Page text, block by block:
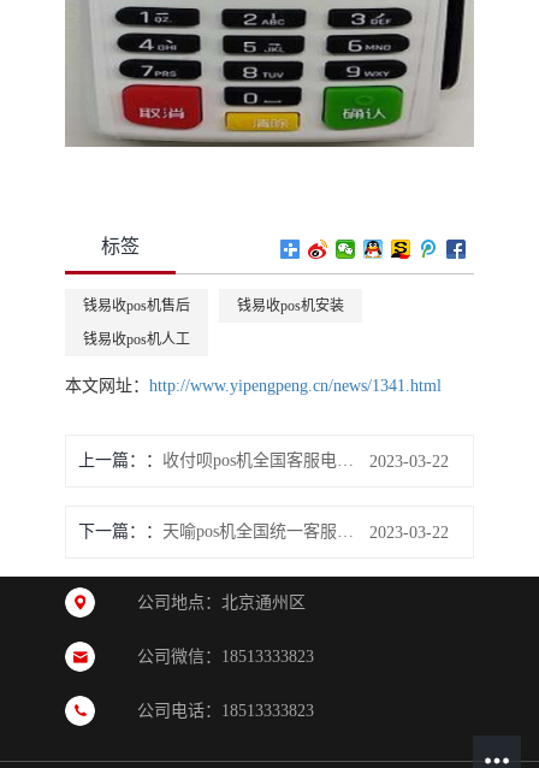
标签
钱易收pos机售后
钱易收pos机安装
钱易收pos机人工
本文网址： http://www.yipengpeng.cn/news/1341.html
上一篇： 2023-03-22
下一篇： 2023-03-22
公司地点：北京通州区
公司微信：18513333823
公司电话：18513333823